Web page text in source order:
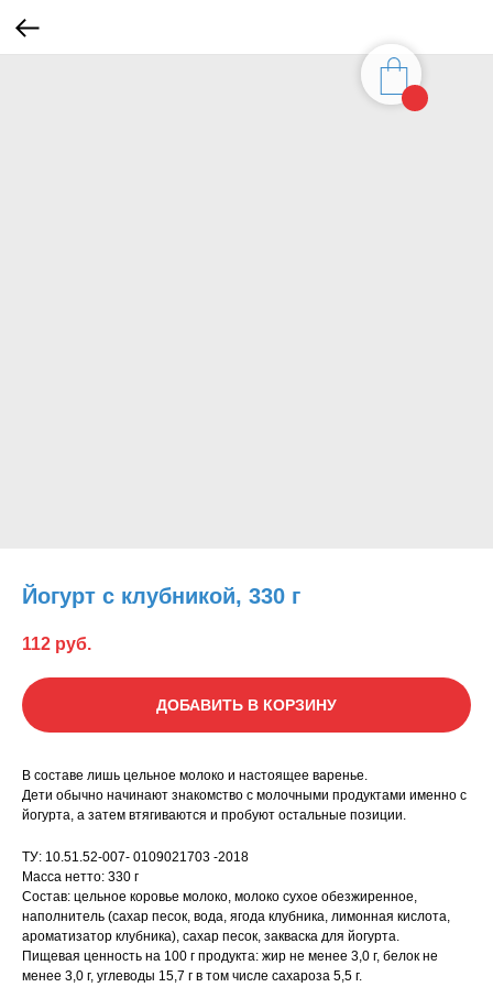
Йогурт с клубникой, 330 г
112 руб.
ДОБАВИТЬ В КОРЗИНУ
В составе лишь цельное молоко и настоящее варенье.
Дети обычно начинают знакомство с молочными продуктами именно с
йогурта, а затем втягиваются и пробуют остальные позиции.
ТУ: 10.51.52-007- 0109021703 -2018
Масса нетто: 330 г
Состав: цельное коровье молоко, молоко сухое обезжиренное,
наполнитель (сахар песок, вода, ягода клубника, лимонная кислота,
ароматизатор клубника), сахар песок, закваска для йогурта.
Пищевая ценность на 100 г продукта: жир не менее 3,0 г, белок не
менее 3,0 г, углеводы 15,7 г в том числе сахароза 5,5 г.